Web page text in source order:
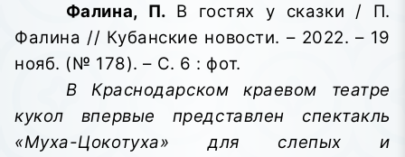
Фалина, П. В гостях у сказки / П.
Фалина // Кубанские новости. – 2022. – 19
нояб. (№ 178). – С. 6 : фот.
В Краснодарском краевом театре
кукол впервые представлен спектакль
«Муха-Цокотуха» для слепых и